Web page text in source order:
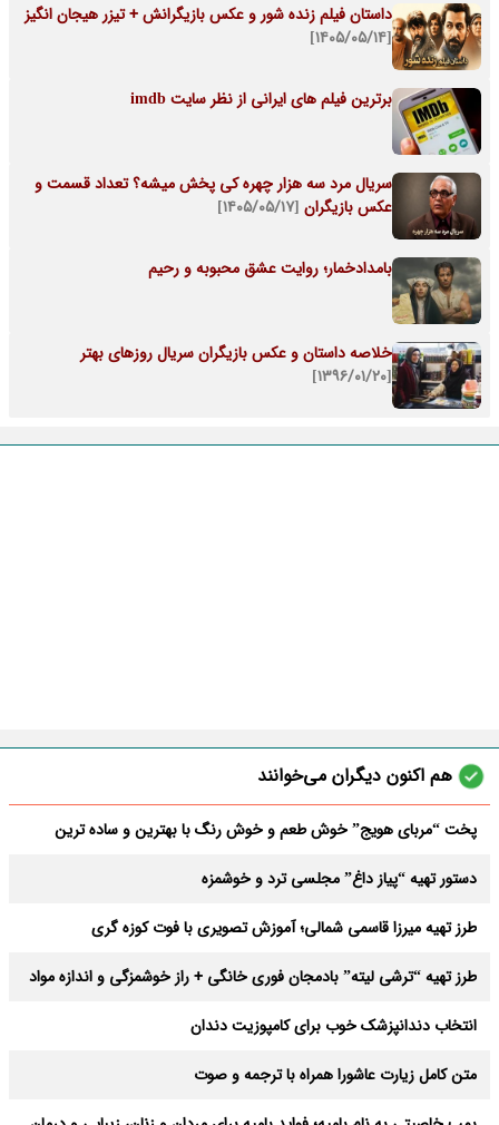
داستان فیلم زنده شور و عکس بازیگرانش + تیزر هیجان انگیز
[۱۴۰۵/۰۵/۱۴]
برترین فیلم های ایرانی از نظر سایت imdb
سریال مرد سه هزار چهره کی پخش میشه؟ تعداد قسمت و
عکس بازیگران [۱۴۰۵/۰۵/۱۷]
بامدادخمار؛ روایت عشق محبوبه و رحیم
خلاصه داستان و عکس بازیگران سریال روزهای بهتر
[۱۳۹۶/۰۱/۲۰]
هم اکنون دیگران می‌خوانند
پخت “مربای هویج” خوش طعم و خوش رنگ با بهترین و ساده ترین
دستور تهیه “پیاز داغ” مجلسی ترد و خوشمزه
طرز تهیه میرزا قاسمی شمالی؛ آموزش تصویری با فوت‌ کوزه گری
طرز تهیه “ترشی لیته” بادمجان فوری خانگی + راز خوشمزگی و اندازه مواد
انتخاب دندانپزشک خوب برای کامپوزیت دندان
متن کامل زیارت عاشورا همراه با ترجمه و صوت